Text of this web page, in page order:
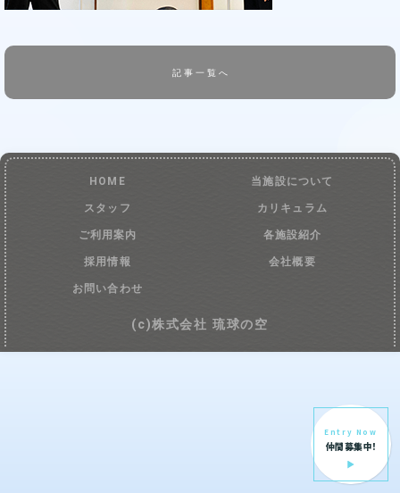
記事一覧へ
Entry Now
仲間募集中!
HOME 当施設について
スタッフ カリキュラム
ご利用案内 各施設紹介
採用情報 会社概要
お問い合わせ
(c)株式会社 琉球の空